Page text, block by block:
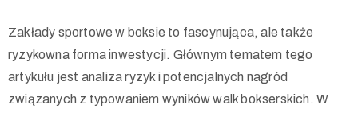
Zakłady sportowe w boksie to fascynująca, ale także
ryzykowna forma inwestycji. Głównym tematem tego
artykułu jest analiza ryzyk i potencjalnych nagród
związanych z typowaniem wyników walk bokserskich. W